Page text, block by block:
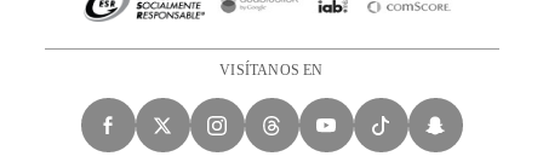
VISÍTANOS EN